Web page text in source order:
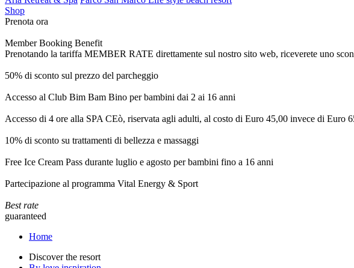
Shop
Prenota ora
Member Booking Benefit
Prenotando la tariffa MEMBER RATE direttamente sul nostro sito web, riceverete uno
50% di sconto sul prezzo del parcheggio
Accesso al Club Bim Bam Bino per bambini dai 2 ai 16 anni
Accesso di 4 ore alla SPA CEò, riservata agli adulti, al costo di Euro 45,00 invece di Euro
10% di sconto su trattamenti di bellezza e massaggi
Free Ice Cream Pass durante luglio e agosto per bambini fino a 16 anni
Partecipazione al programma Vital Energy & Sport
Best rate
guaranteed
Home
Discover the resort